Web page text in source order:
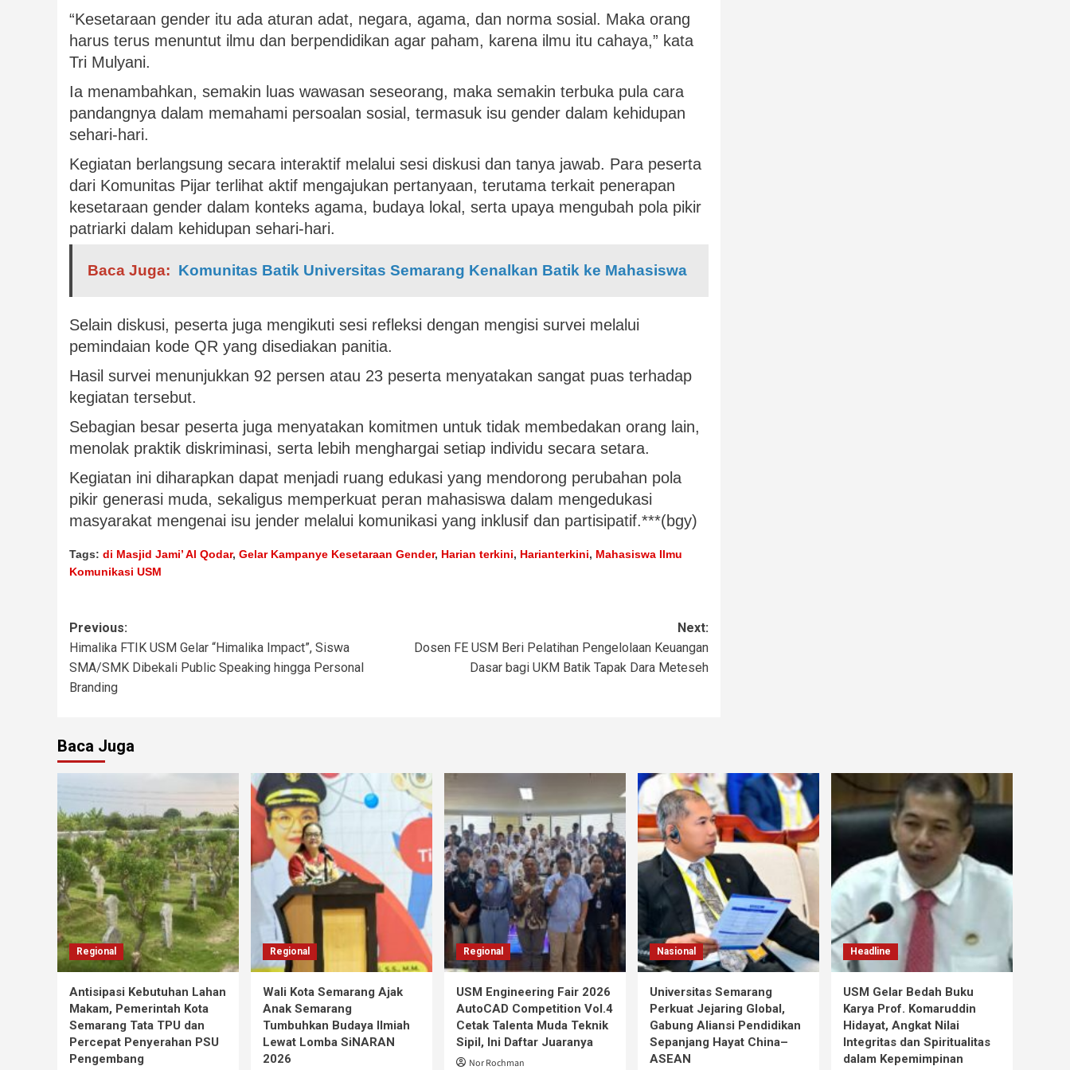
“Kesetaraan gender itu ada aturan adat, negara, agama, dan norma sosial. Maka orang
harus terus menuntut ilmu dan berpendidikan agar paham, karena ilmu itu cahaya,” kata
Tri Mulyani.
Ia menambahkan, semakin luas wawasan seseorang, maka semakin terbuka pula cara
pandangnya dalam memahami persoalan sosial, termasuk isu gender dalam kehidupan
sehari-hari.
Kegiatan berlangsung secara interaktif melalui sesi diskusi dan tanya jawab. Para peserta
dari Komunitas Pijar terlihat aktif mengajukan pertanyaan, terutama terkait penerapan
kesetaraan gender dalam konteks agama, budaya lokal, serta upaya mengubah pola pikir
patriarki dalam kehidupan sehari-hari.
Baca Juga: Komunitas Batik Universitas Semarang Kenalkan Batik ke Mahasiswa
Selain diskusi, peserta juga mengikuti sesi refleksi dengan mengisi survei melalui
pemindaian kode QR yang disediakan panitia.
Hasil survei menunjukkan 92 persen atau 23 peserta menyatakan sangat puas terhadap
kegiatan tersebut.
Sebagian besar peserta juga menyatakan komitmen untuk tidak membedakan orang lain,
menolak praktik diskriminasi, serta lebih menghargai setiap individu secara setara.
Kegiatan ini diharapkan dapat menjadi ruang edukasi yang mendorong perubahan pola
pikir generasi muda, sekaligus memperkuat peran mahasiswa dalam mengedukasi
masyarakat mengenai isu jender melalui komunikasi yang inklusif dan partisipatif.***(bgy)
Tags: di Masjid Jami’ Al Qodar, Gelar Kampanye Kesetaraan Gender, Harian terkini, Harianterkini, Mahasiswa Ilmu
Komunikasi USM
Previous:
Himalika FTIK USM Gelar “Himalika Impact”, Siswa
SMA/SMK Dibekali Public Speaking hingga Personal
Branding
Next:
Dosen FE USM Beri Pelatihan Pengelolaan Keuangan
Dasar bagi UKM Batik Tapak Dara Meteseh
Baca Juga
Regional
Antisipasi Kebutuhan Lahan
Makam, Pemerintah Kota
Semarang Tata TPU dan
Percepat Penyerahan PSU
Pengembang
Regional
Wali Kota Semarang Ajak
Anak Semarang
Tumbuhkan Budaya Ilmiah
Lewat Lomba SiNARAN
2026
Regional
USM Engineering Fair 2026
AutoCAD Competition Vol.4
Cetak Talenta Muda Teknik
Sipil, Ini Daftar Juaranya
Nor Rochman
Nasional
Universitas Semarang
Perkuat Jejaring Global,
Gabung Aliansi Pendidikan
Sepanjang Hayat China–
ASEAN
Headline
USM Gelar Bedah Buku
Karya Prof. Komaruddin
Hidayat, Angkat Nilai
Integritas dan Spiritualitas
dalam Kepemimpinan